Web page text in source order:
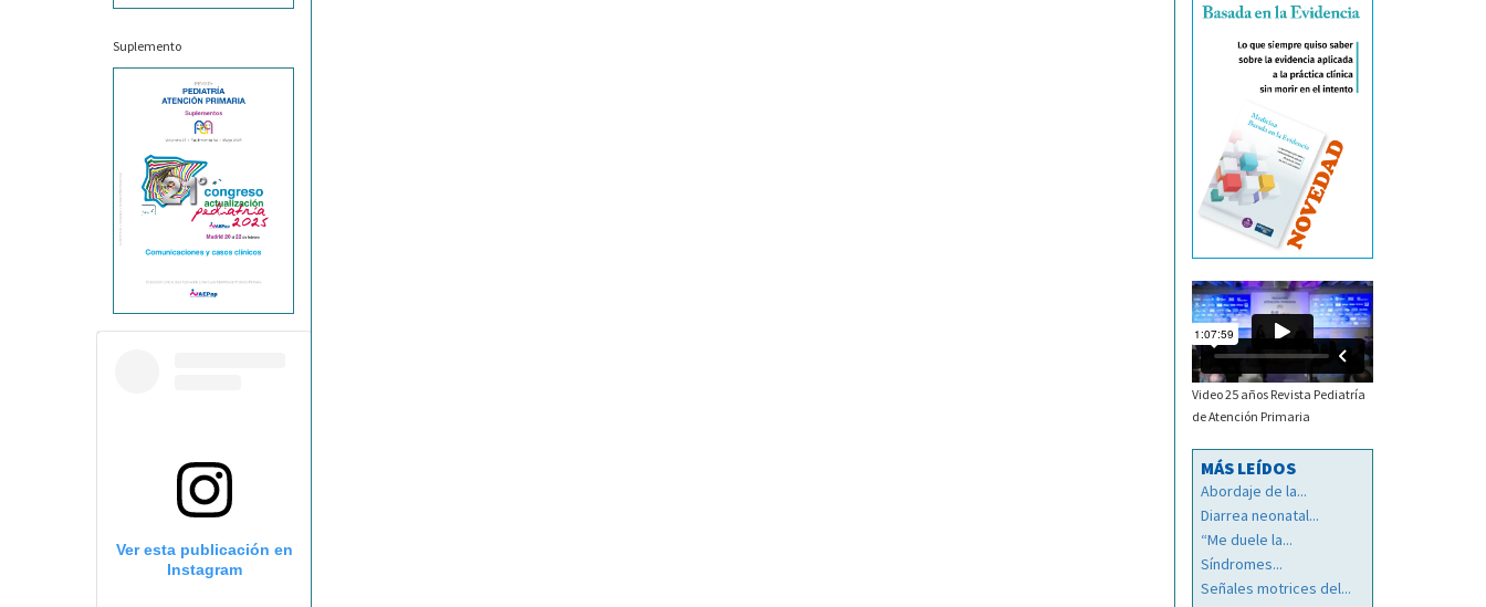
Suplemento
Ver esta publicación en
Instagram
Video 25 años Revista Pediatría
de Atención Primaria
MÁS LEÍDOS
Abordaje de la...
Diarrea neonatal...
“Me duele la...
Síndromes...
Señales motrices del...